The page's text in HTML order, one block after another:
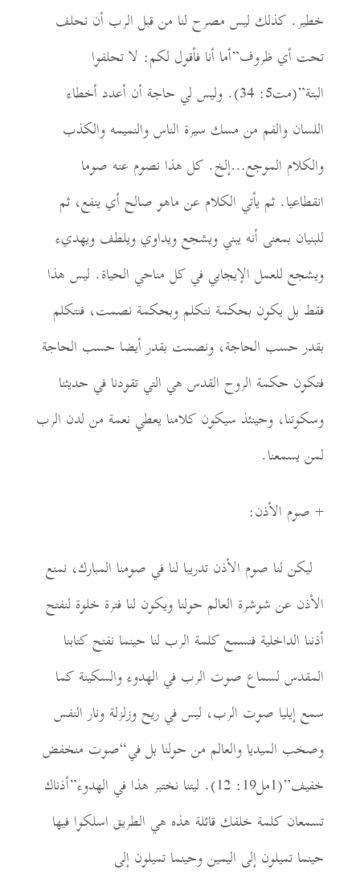
خطير. كذلك ليس مصرح لنا من قبل الرب أن نحلف
تحت أي ظروف”أما أنا فأقول لكم: لا تحلفوا
البتة”(مت5: 34). وليس لي حاجة أن أعدد أخطاء
اللسان والفم من مسك سيرة الناس والنميمه والكذب
والكلام الموجع…إلخ. كل هذا نصوم عنه صوما
انقطاعيا. ثم يأتي الكلام عن ماهو صالح أي ينفع، ثم
للبنيان بمعنى أنه يبني ويشجع ويداوي ويلطف ويهديء
ويشجع للعمل الإيجابي في كل مناحي الحياة. ليس هذا
فقط بل يكون بحكمة نتكلم وبحكمة نصمت، فنتكلم
بقدر حسب الحاجة، ونصمت بقدر أيضا حسب الحاجة
فتكون حكمة الروح القدس هي التي تقودنا في حديثنا
وسكوتنا، وحينئذ سيكون كلامنا يعطي نعمة من لدن الرب
لمن يسمعنا.
+ صوم الأذن:
ليكن لنا صوم الأذن تدريبا لنا في صومنا المبارك، نمنع
الأذن عن شوشرة العالم حولنا ويكون لنا فترة خلوة لنفتح
أذننا الداخلية فنسمعكلمة الرب لنا حينما نفتح كتابنا
المقدس لسماعصوت الرب في الهدوء والسكينة كما
سمع إيليا صوت الرب، ليس في ريح وزلزلة ونار النفس
وصخب الميديا والعالم من حولنا بل في“صوت منخفض
خفيف”(1مل19: 12). ليتنا نختبر هذا في الهدوء”أذناك
تسمعان كلمة خلفك قائلة هذه هي الطريق اسلكوا فيها
حينما تميلون إلى اليمين وحينما تميلون إلى